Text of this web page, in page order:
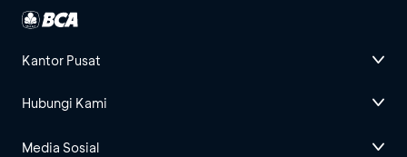
Kantor Pusat
Hubungi Kami
Media Sosial